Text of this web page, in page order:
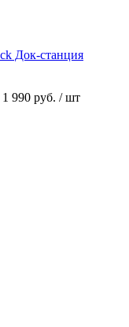
1 990 руб. / шт